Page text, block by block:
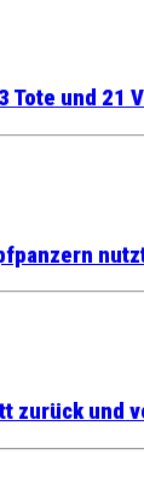
Tote und 21
zurück und